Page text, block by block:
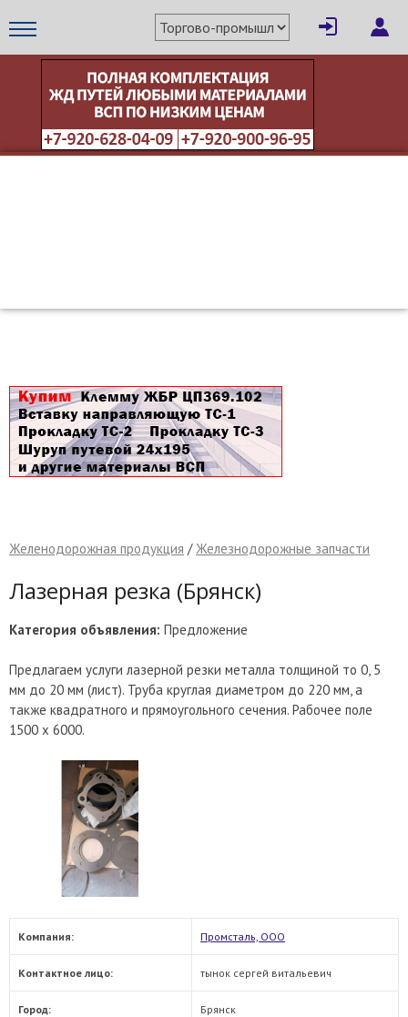
Желенодорожная продукция /Железнодорожные запчасти
Лазерная резка (Брянск)
Категория объявления: Предложение
Предлагаем услуги лазерной резки металла толщиной то 0, 5
мм до 20 мм (лист). Труба круглая диаметром до 220 мм, а
также квадратного и прямоугольного сечения. Рабочее поле
1500 х 6000.
× Написать поставщику
Компания: Промсталь, ООО
Контактное лицо: тынок сергей витальевич
Город: Брянск